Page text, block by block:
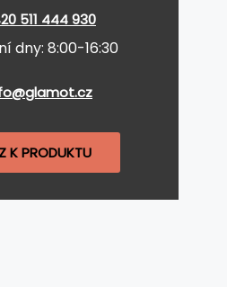
511 444 930
dny: 8:00-16:30
K PRODUKTU